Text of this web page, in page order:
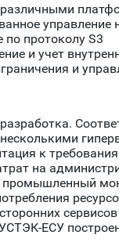
по протоколу S3
и учет
и
к
на
промышленный
сервисов
ЕСУ